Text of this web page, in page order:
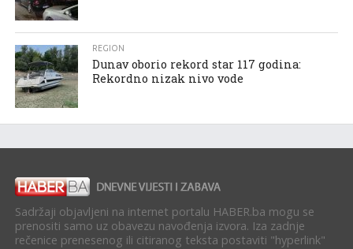
REGION
Dunav oborio rekord star 117 godina:
Rekordno nizak nivo vode
Sadržaji objavljeni na internet portalu HABER.ba mogu se
prenositi samo uz obavezu navođenja izvora. Iza zadnje
rečenice prenesenog ili citiranog teksta postaviti "hyperlink"